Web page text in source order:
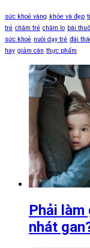
sức khoẻ vàng khỏe và đẹp
trẻ chăm trẻ chăm lo bài
sức khoẻ nuôi dạy trẻ đái
hay giảm cân thực phẩm
Phải
nhát